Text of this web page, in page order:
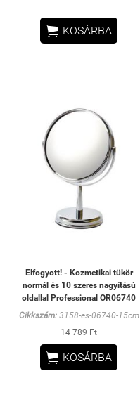
 KOSÁRBA
Elfogyott! - Kozmetikai tükör
normál és 10 szeres nagyítású
oldallal Professional OR06740
Cikkszám:3158-es-06740-15cm
14 789 Ft
 KOSÁRBA